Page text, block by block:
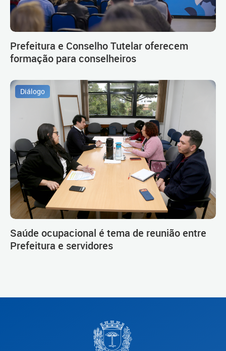
Prefeitura e Conselho Tutelar oferecem
formação para conselheiros
Diálogo
Saúde ocupacional é tema de reunião entre
Prefeitura e servidores